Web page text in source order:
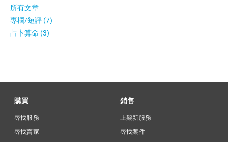
所有文章
專欄/短評 (7)
占卜算命 (3)
購買
尋找服務
尋找賣家
銷售
上架新服務
尋找案件